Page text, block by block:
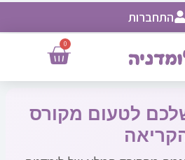
התחברות
0
לטעום מקורס